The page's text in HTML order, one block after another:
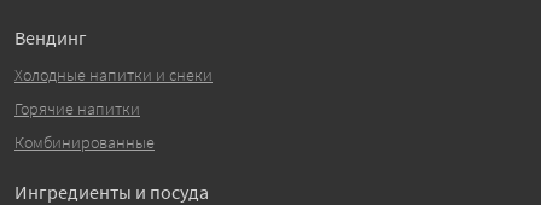
Вендинг
Холодные напитки и снеки
Горячие напитки
Комбинированные
Ингредиенты и посуда